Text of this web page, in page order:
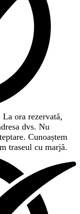
La ora rezervată,
dvs. Nu
Cunoaștem
traseul cu marjă.